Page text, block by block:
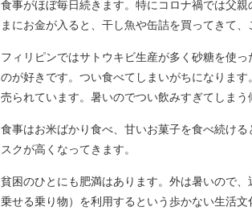
食事がほぼ毎日続きます。特にコロナ禍では父
まにお金が入ると、干し魚や缶詰を買ってきて、
フィリピンではサトウキビ生産が多く砂糖を使
のが好きです。つい食べてしまいがちになりま
売られています。暑いのでつい飲みすぎてしまう
食事はお米ばかり食べ、甘いお菓子を食べ続け
スクが高くなってきます。
貧困のひとにも肥満はあります。外は暑いので
乗せる乗り物）を利用するという歩かない生活